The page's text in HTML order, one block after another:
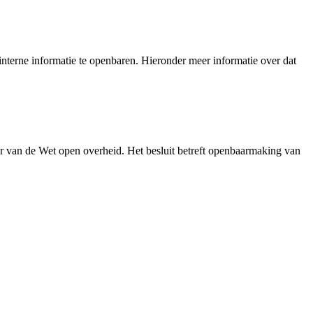
informatie te openbaren. Hieronder meer informatie over dat
de Wet open overheid. Het besluit betreft openbaarmaking van